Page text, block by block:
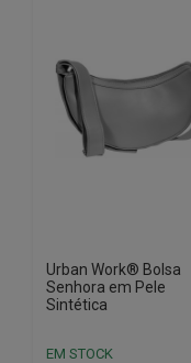
Urban Work® Bolsa
Senhora em Pele
Sintética
EM STOCK